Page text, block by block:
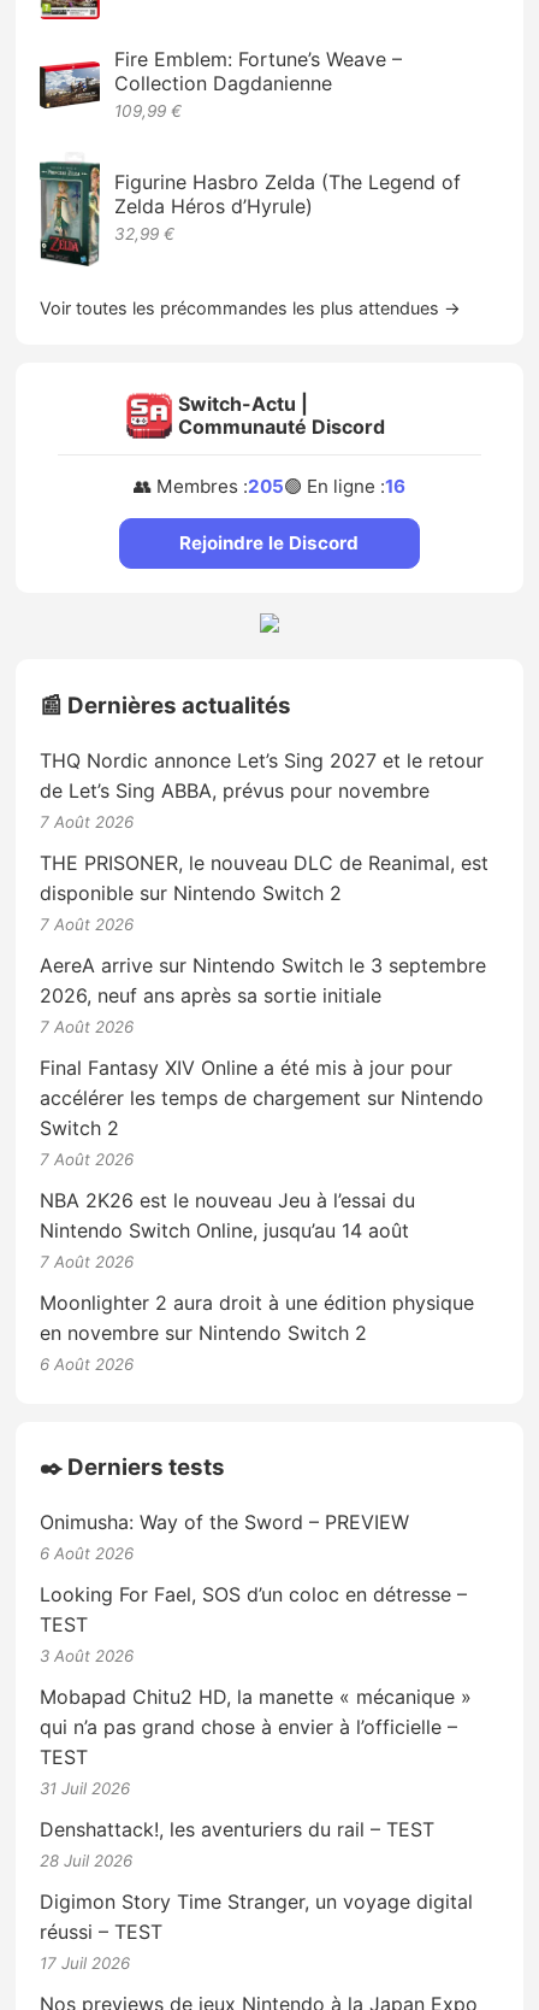
Fire Emblem: Fortune’s Weave –
Collection Dagdanienne
109,99 €
Figurine Hasbro Zelda (The Legend of
Zelda Héros d’Hyrule)
32,99 €
Voir toutes les précommandes les plus attendues →
Switch-Actu |
Communauté Discord
👥 Membres :205🟢 En ligne :16
Rejoindre le Discord
📰 Dernières actualités
THQ Nordic annonce Let’s Sing 2027 et le retour
de Let’s Sing ABBA, prévus pour novembre
7 Août 2026
THE PRISONER, le nouveau DLC de Reanimal, est
disponible sur Nintendo Switch 2
7 Août 2026
AereA arrive sur Nintendo Switch le 3 septembre
2026, neuf ans après sa sortie initiale
7 Août 2026
Final Fantasy XIV Online a été mis à jour pour
accélérer les temps de chargement sur Nintendo
Switch 2
7 Août 2026
NBA 2K26 est le nouveau Jeu à l’essai du
Nintendo Switch Online, jusqu’au 14 août
7 Août 2026
Moonlighter 2 aura droit à une édition physique
en novembre sur Nintendo Switch 2
6 Août 2026
✒️ Derniers tests
Onimusha: Way of the Sword – PREVIEW
6 Août 2026
Looking For Fael, SOS d’un coloc en détresse –
TEST
3 Août 2026
Mobapad Chitu2 HD, la manette « mécanique »
qui n’a pas grand chose à envier à l’officielle –
TEST
31 Juil 2026
Denshattack!, les aventuriers du rail – TEST
28 Juil 2026
Digimon Story Time Stranger, un voyage digital
réussi – TEST
17 Juil 2026
Nos previews de jeux Nintendo à la Japan Expo